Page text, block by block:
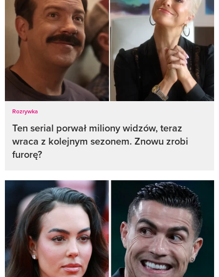
Rozrywka
Ten serial porwał miliony widzów, teraz
wraca z kolejnym sezonem. Znowu zrobi
furorę?